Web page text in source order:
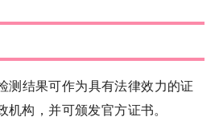
测结果可作为具有法律效力的证
机构，并可颁发官方证书。